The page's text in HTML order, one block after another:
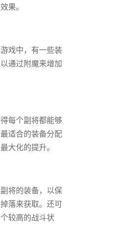
果。
戏中，有一些装
通过附魔来增加
每个副将都能够
适合的装备分配
大化的提升。
将的装备，以保
落来获取。还可
较高的战斗状